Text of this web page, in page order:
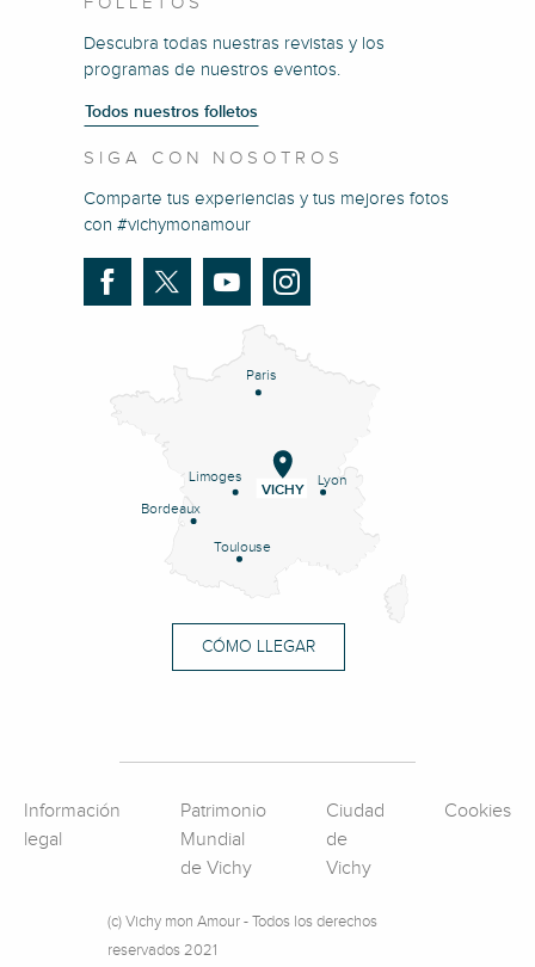
Descubra todas nuestras revistas y los
programas de nuestros eventos.
Todos nuestros folletos
SIGA CON NOSOTROS
Comparte tus experiencias y tus mejores fotos
con #vichymonamour
Paris
Lyon
Limoges
Bordeaux
Toulouse
VICHY
CÓMO LLEGAR
Información
legal
Patrimonio
Mundial
de Vichy
Ciudad
de
Vichy
Cookies
(c) Vichy mon Amour - Todos los derechos
reservados 2021